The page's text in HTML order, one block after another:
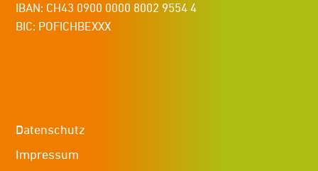
IBAN: CH43 0900 0000 8002 9554 4
BIC: POFICHBEXXX
Datenschutz
Impressum